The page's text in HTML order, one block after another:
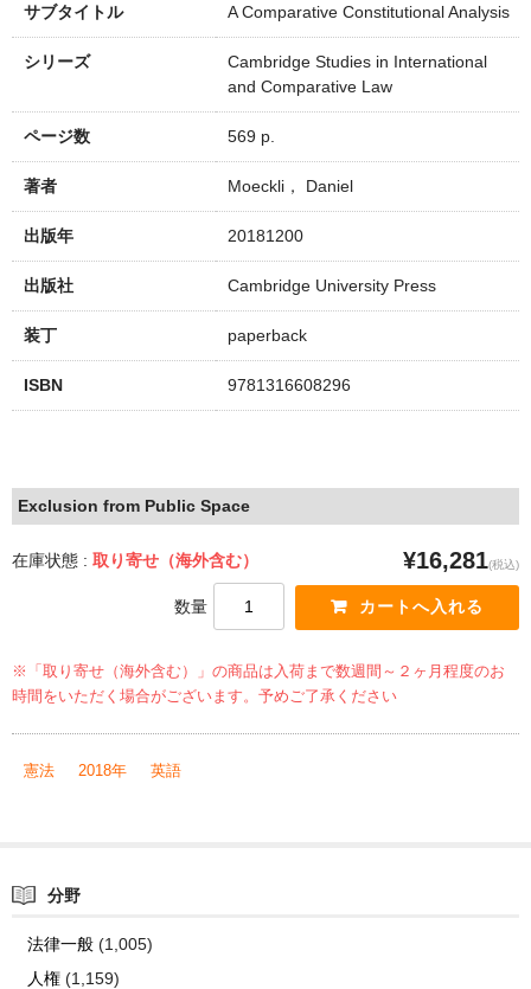
サブタイトル A Comparative Constitutional Analysis
シリーズ
Cambridge Studies in International
and Comparative Law
ページ数 569 p.
著者 Moeckli， Daniel
出版年 20181200
出版社 Cambridge University Press
装丁 paperback
ISBN 9781316608296
Exclusion from Public Space
在庫状態 : 取り寄せ（海外含む） ¥16,281(税込)
数量
※「取り寄せ（海外含む）」の商品は入荷まで数週間～２ヶ月程度のお
時間をいただく場合がございます。予めご了承ください
憲法 2018年 英語
分野
法律一般(1,005)
人権(1,159)